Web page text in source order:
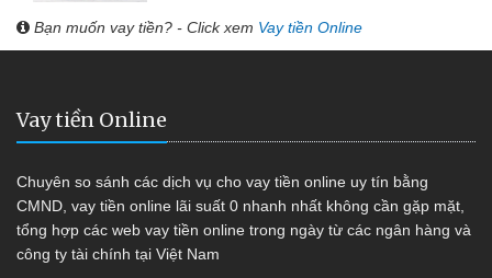
Bạn muốn vay tiền? - Click xem Vay tiền Online
Vay tiền Online
Chuyên so sánh các dịch vụ cho vay tiền online uy tín bằng
CMND, vay tiền online lãi suất 0 nhanh nhất không cần gặp mặt,
tổng hợp các web vay tiền online trong ngày từ các ngân hàng và
công ty tài chính tại Việt Nam